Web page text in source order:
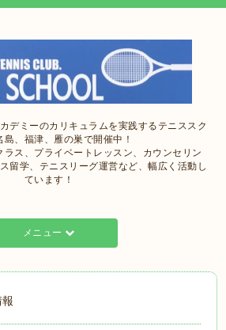
デミーのカリキュラムを実践するテニススク
島、福津、雁の巣で開催中！
ス、プライベートレッスン、カウンセリン
留学、テニスリーグ運営など、幅広く活動し
ています！
メニュー